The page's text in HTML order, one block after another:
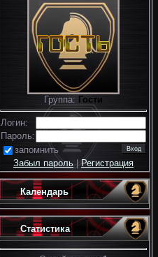
Группа: Гости
Логин:
Пароль:
запомнить
Забыл пароль|Регистрация
Календарь
Статистика